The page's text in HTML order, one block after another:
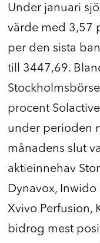
Under januari
värde med 3,57
per den sista
till 3447,69.
procent
under perioden
månadens slut
aktieinnehav
Dynavox, Inwido
Xvivo Perfusion,
bidrog mest